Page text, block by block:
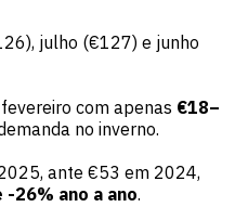
julho (€127) e junho
com apenas €18–
no inverno.
ante €53 em 2024,
-26% ano a ano.